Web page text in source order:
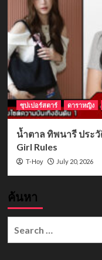
ซุปเปอร์สตาร์ ดาราหญิง
น้ำตาล ทิพนารี ประ
Girl Rules
T-Hoy July 20, 2026
ค้นหา